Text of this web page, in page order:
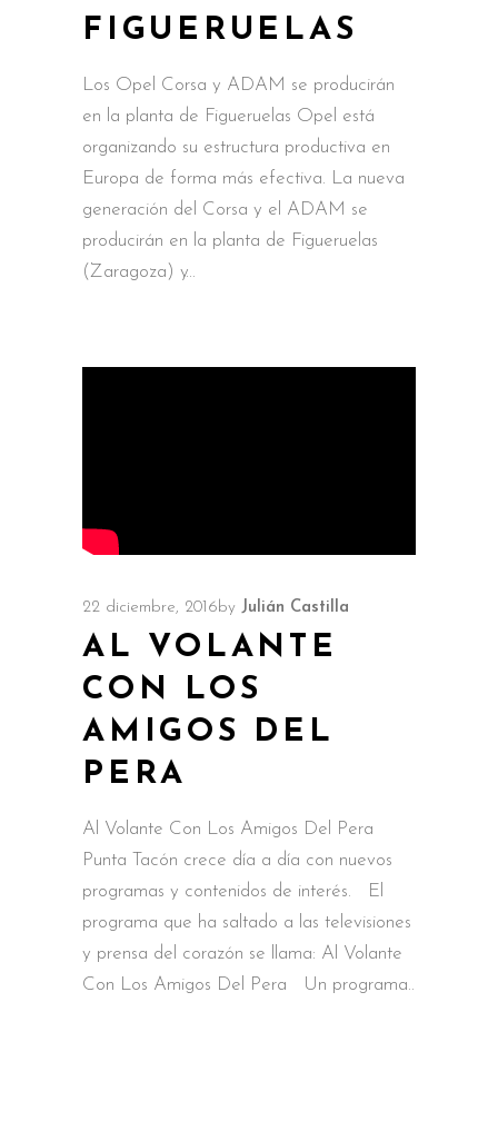
FIGUERUELAS
Los Opel Corsa y ADAM se producirán
en la planta de Figueruelas Opel está
organizando su estructura productiva en
Europa de forma más efectiva. La nueva
generación del Corsa y el ADAM se
producirán en la planta de Figueruelas
(Zaragoza) y
22 diciembre, 2016by Julián Castilla
AL VOLANTE
CON LOS
AMIGOS DEL
PERA
Al Volante Con Los Amigos Del Pera
Punta Tacón crece día a día con nuevos
programas y contenidos de interés. El
programa que ha saltado a las televisiones
y prensa del corazón se llama: Al Volante
Con Los Amigos Del Pera Un programa